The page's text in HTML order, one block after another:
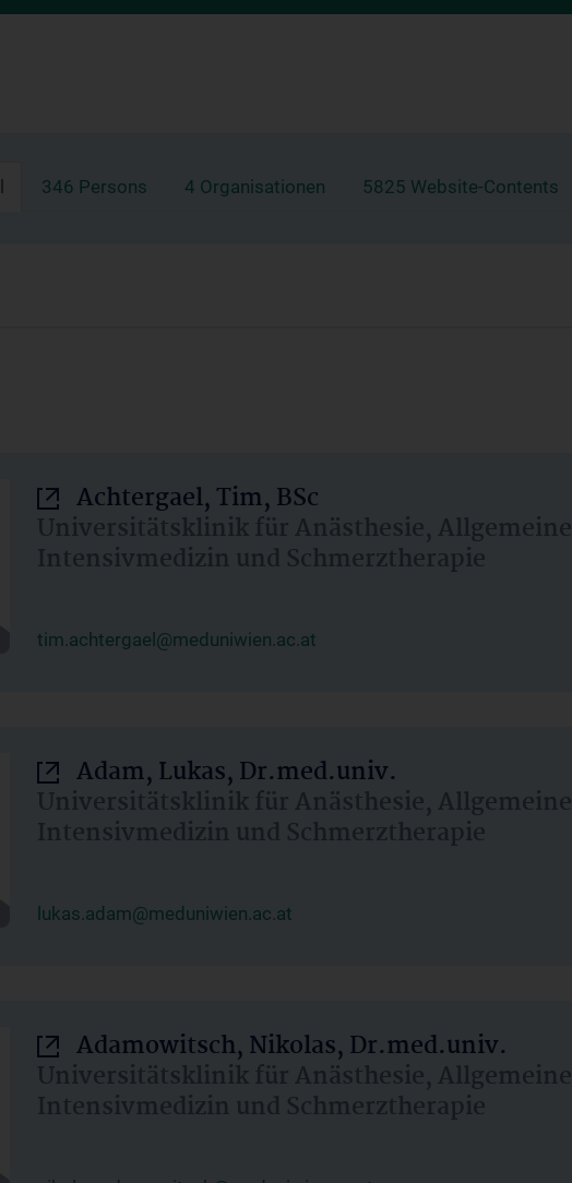
346 Persons 4 Organisationen 5825 Website-Contents
Achtergael, Tim, BSc
Universitätsklinik für Anästhesie, Allgemeine
Intensivmedizin und Schmerztherapie
tim.achtergael@meduniwien.ac.at
Adam, Lukas, Dr.med.univ.
Universitätsklinik für Anästhesie, Allgemeine
Intensivmedizin und Schmerztherapie
lukas.adam@meduniwien.ac.at
Adamowitsch, Nikolas, Dr.med.univ.
Universitätsklinik für Anästhesie, Allgemeine
Intensivmedizin und Schmerztherapie